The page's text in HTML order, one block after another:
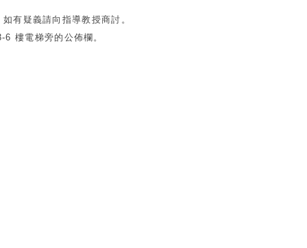
疑義請向指導教授商討。
樓電梯旁的公佈欄。